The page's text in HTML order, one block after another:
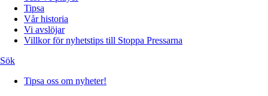
Tipsa
Vår historia
Vi avslöjar
Villkor för nyhetstips till Stoppa Pressarna
Sök
Tipsa oss om nyheter!